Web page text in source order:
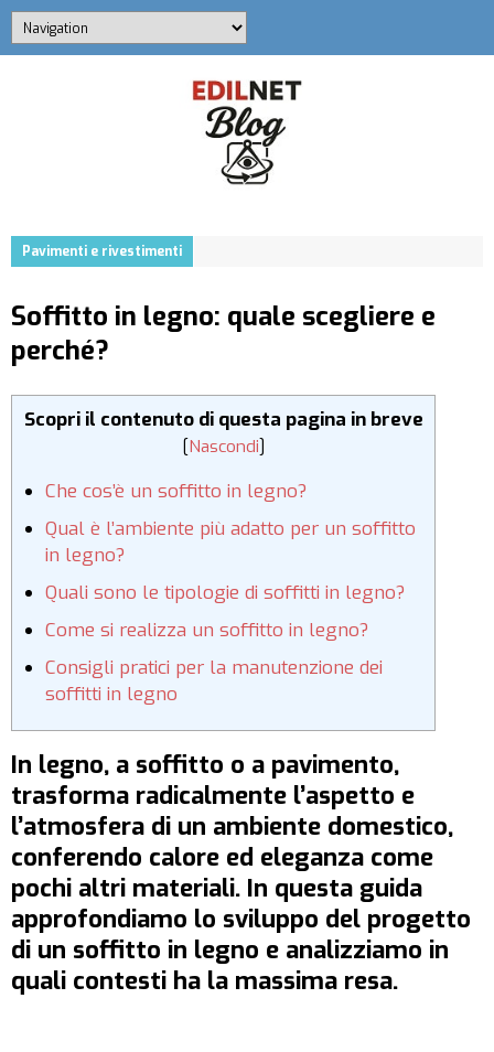
Pavimenti e rivestimenti
Soffitto in legno: quale scegliere e
perché?
Scopri il contenuto di questa pagina in breve
[Nascondi]
Che cos’è un soffitto in legno?
Qual è l’ambiente più adatto per un soffitto
in legno?
Quali sono le tipologie di soffitti in legno?
Come si realizza un soffitto in legno?
Consigli pratici per la manutenzione dei
soffitti in legno
In legno, a soffitto o a pavimento,
trasforma radicalmente l’aspetto e
l’atmosfera di un ambiente domestico,
conferendo calore ed eleganza come
pochi altri materiali. In questa guida
approfondiamo lo sviluppo del progetto
di un soffitto in legno e analizziamo in
quali contesti ha la massima resa.